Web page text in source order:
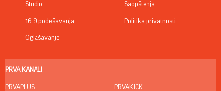
Studio
16:9 podešavanja
Oglašavanje
Saopštenja
Politika privatnosti
PRVA KANALI
PRVAPLUS PRVAKICK